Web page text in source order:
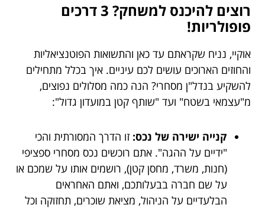
רוצים להיכנס למשחק? 3 דרכים
פופולריות!
אוקיי, נניח שקראתם עד כאן והתשואות הפוטנציאליות
והחוזים הארוכים עושים לכם עיניים. איך בכלל מתחילים
להשקיע בנדל"ן מסחרי? הנה כמה מסלולים נפוצים,
מ"עצמאי בשטח" ועד "שותף קטן במועדון גדול":
קנייה ישירה של נכס: זו הדרך המסורתית והכי
"ידיים על ההגה". אתם רוכשים נכס מסחרי ספציפי
(חנות, משרד, מחסן קטן), רושמים אותו על שמכם או
על שם חברה בבעלותכם, ואתם האחראים
הבלעדיים על הניהול, מציאת שוכרים, תחזוקה וכל